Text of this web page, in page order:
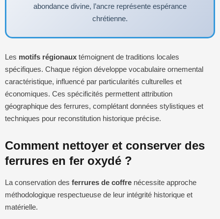
abondance divine, l’ancre représente espérance
chrétienne.
Les motifs régionaux témoignent de traditions locales
spécifiques. Chaque région développe vocabulaire ornemental
caractéristique, influencé par particularités culturelles et
économiques. Ces spécificités permettent attribution
géographique des ferrures, complétant données stylistiques et
techniques pour reconstitution historique précise.
Comment nettoyer et conserver des
ferrures en fer oxydé ?
La conservation des ferrures de coffre nécessite approche
méthodologique respectueuse de leur intégrité historique et
matérielle.